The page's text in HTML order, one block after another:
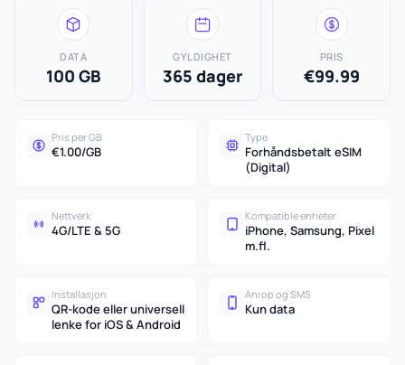
DATA
100 GB
GYLDIGHET
365 dager
PRIS
€99.99
Pris per GB
€1.00/GB
Type
Forhåndsbetalt eSIM
(Digital)
Nettverk
4G/LTE & 5G
Kompatible enheter
iPhone, Samsung, Pixel
m.fl.
Installasjon
QR-kode eller universell
lenke for iOS & Android
Anrop og SMS
Kun data